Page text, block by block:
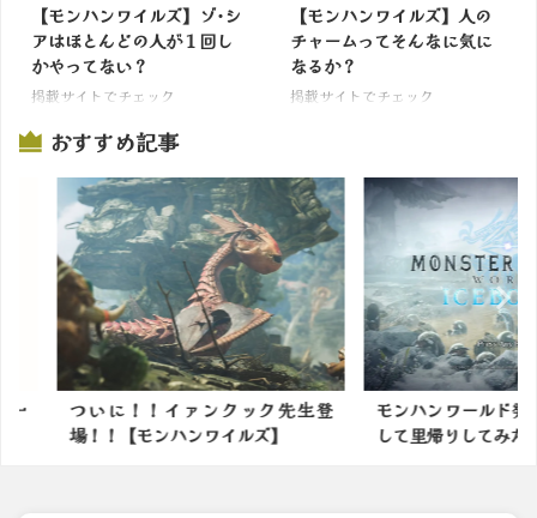
【モンハンワイルズ】ゾ･シ
アはほとんどの人が１回し
かやってない？
掲載サイトでチェック
【モンハンワイルズ】人の
チャームってそんなに気に
なるか？
掲載サイトでチェック
おすすめ記事
ク先生登
モンハンワールド発売5周年を記念
して里帰りしてみた！や...
モンハン
かったモ